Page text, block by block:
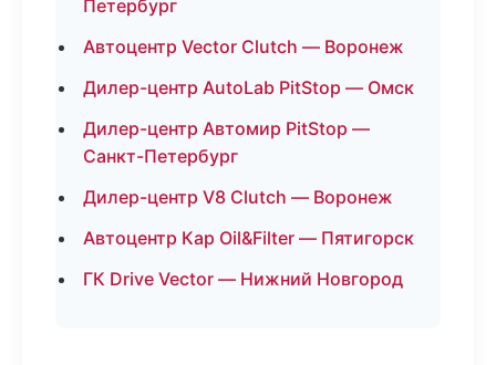
Петербург
Автоцентр Vector Clutch — Воронеж
Дилер-центр AutoLab PitStop — Омск
Дилер-центр Автомир PitStop —
Санкт-Петербург
Дилер-центр V8 Clutch — Воронеж
Автоцентр Кар Oil&Filter — Пятигорск
ГК Drive Vector — Нижний Новгород